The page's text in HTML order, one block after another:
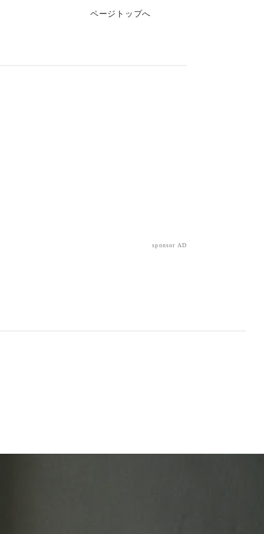
ページトップへ
sponsor AD